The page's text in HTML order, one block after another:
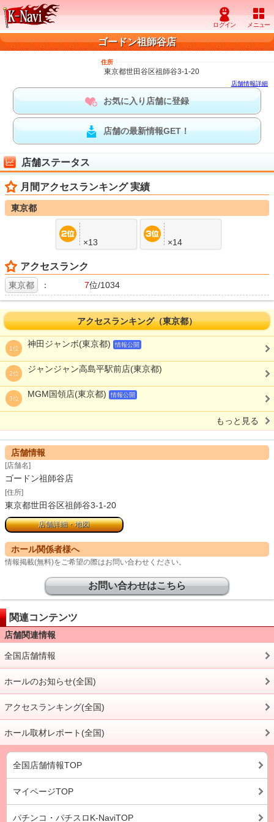
ゴードン祖師谷店
住所
東京都世田谷区祖師谷3-1-20
店舗情報詳細
お気に入り店舗に登録
店舗の最新情報GET！
店舗ステータス
月間アクセスランキング 実績
東京都
×13 ×14
アクセスランク
東京都 ： 7位/1034
アクセスランキング（東京都）
1位 神田ジャンボ(東京都) 情報公開
2位 ジャンジャン高島平駅前店(東京都)
3位 MGM国領店(東京都) 情報公開
もっと見る
店舗情報
[店舗名]
ゴードン祖師谷店
[住所]
東京都世田谷区祖師谷3-1-20
店舗詳細・地図
ホール関係者様へ
情報掲載(無料)をご希望の際はお問い合わせください。
お問い合わせはこちら
関連コンテンツ
店舗関連情報
全国店舗情報
ホールのお知らせ(全国)
アクセスランキング(全国)
ホール取材レポート(全国)
全国店舗情報TOP
マイページTOP
パチンコ・パチスロK-NaviTOP